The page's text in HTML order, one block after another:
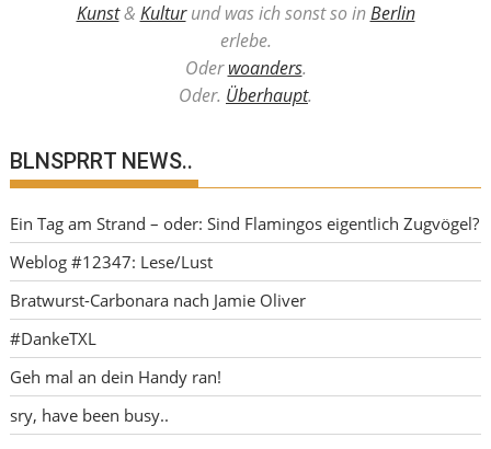
Kunst& Kulturund was ich sonst so inBerlin
erlebe.
Oderwoanders.
Oder. Überhaupt.
BLNSPRRT NEWS..
Ein Tag am Strand – oder: Sind Flamingos eigentlich Zugvögel?
Weblog #12347: Lese/Lust
Bratwurst-Carbonara nach Jamie Oliver
#DankeTXL
Geh mal an dein Handy ran!
sry, have been busy..